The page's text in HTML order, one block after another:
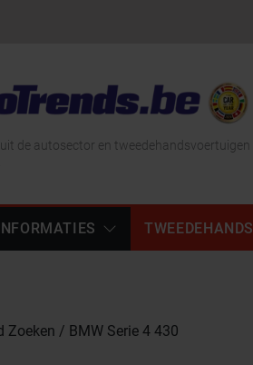
de autosector en tweedehandsvoertuigen
TWEEDEHANDS
Zoeken BMW Serie 4 430